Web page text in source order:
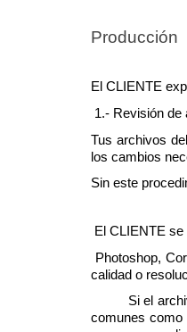
Producción
El CLIENTE
1.- Revisión de
Tus archivos
los cambios
Sin este
El CLIENTE
Photoshop,
calidad o
Si el archivo
comunes como